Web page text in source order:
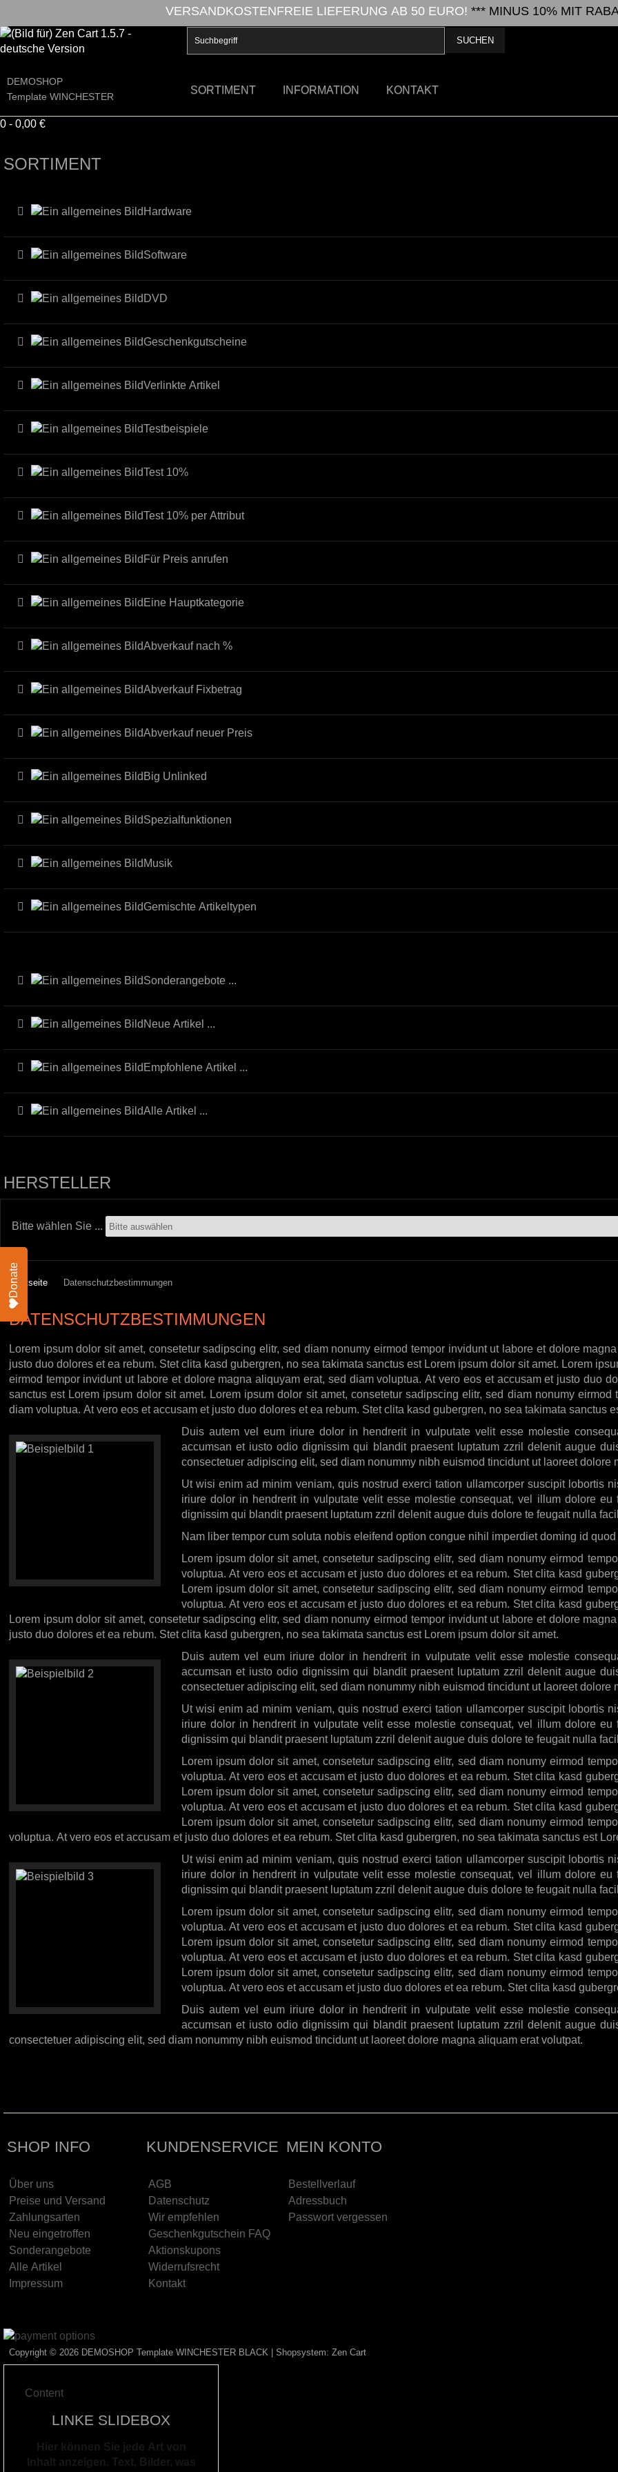
VERSANDKOSTENFREIE LIEFERUNG AB 50 EURO! *** MINUS 10% MIT
DEMOSHOP
Template WINCHESTER
SORTIMENT INFORMATION KONTAKT
0 - 0,00 €
SORTIMENT
Hardware
Software
DVD
Geschenkgutscheine
Verlinkte Artikel
Testbeispiele
Test 10%
Test 10% per Attribut
Für Preis anrufen
Eine Hauptkategorie
Abverkauf nach %
Abverkauf Fixbetrag
Abverkauf neuer Preis
Big Unlinked
Spezialfunktionen
Musik
Gemischte Artikeltypen
Sonderangebote ...
Neue Artikel ...
Empfohlene Artikel ...
Alle Artikel ...
HERSTELLER
Bitte wählen Sie ...
Startseite Datenschutzbestimmungen
DATENSCHUTZBESTIMMUNGEN
Lorem ipsum dolor sit amet, consetetur sadipscing elitr, sed diam nonumy eirmod tempor invidunt ut labore et dolore
justo duo dolores et ea rebum. Stet clita kasd gubergren, no sea takimata sanctus est Lorem ipsum dolor sit amet. Lorem
eirmod tempor invidunt ut labore et dolore magna aliquyam erat, sed diam voluptua. At vero eos et accusam et justo duo
sanctus est Lorem ipsum dolor sit amet. Lorem ipsum dolor sit amet, consetetur sadipscing elitr, sed diam nonumy
diam voluptua. At vero eos et accusam et justo duo dolores et ea rebum. Stet clita kasd gubergren, no sea takimata sanctus
Duis autem vel eum iriure dolor in hendrerit in vulputate velit esse molestie
accumsan et iusto odio dignissim qui blandit praesent luptatum zzril delenit augue
consectetuer adipiscing elit, sed diam nonummy nibh euismod tincidunt ut laoreet dolore
Ut wisi enim ad minim veniam, quis nostrud exerci tation ullamcorper suscipit lobortis
iriure dolor in hendrerit in vulputate velit esse molestie consequat, vel illum dolore
dignissim qui blandit praesent luptatum zzril delenit augue duis dolore te feugait nulla
Nam liber tempor cum soluta nobis eleifend option congue nihil imperdiet doming id
Lorem ipsum dolor sit amet, consetetur sadipscing elitr, sed diam nonumy eirmod
voluptua. At vero eos et accusam et justo duo dolores et ea rebum. Stet clita kasd
Lorem ipsum dolor sit amet, consetetur sadipscing elitr, sed diam nonumy eirmod
voluptua. At vero eos et accusam et justo duo dolores et ea rebum. Stet clita kasd
Lorem ipsum dolor sit amet, consetetur sadipscing elitr, sed diam nonumy eirmod tempor invidunt ut labore et dolore
justo duo dolores et ea rebum. Stet clita kasd gubergren, no sea takimata sanctus est Lorem ipsum dolor sit amet.
Duis autem vel eum iriure dolor in hendrerit in vulputate velit esse molestie
accumsan et iusto odio dignissim qui blandit praesent luptatum zzril delenit augue
consectetuer adipiscing elit, sed diam nonummy nibh euismod tincidunt ut laoreet dolore
Ut wisi enim ad minim veniam, quis nostrud exerci tation ullamcorper suscipit lobortis
iriure dolor in hendrerit in vulputate velit esse molestie consequat, vel illum dolore
dignissim qui blandit praesent luptatum zzril delenit augue duis dolore te feugait nulla
Lorem ipsum dolor sit amet, consetetur sadipscing elitr, sed diam nonumy eirmod
voluptua. At vero eos et accusam et justo duo dolores et ea rebum. Stet clita kasd
Lorem ipsum dolor sit amet, consetetur sadipscing elitr, sed diam nonumy eirmod
voluptua. At vero eos et accusam et justo duo dolores et ea rebum. Stet clita kasd
Lorem ipsum dolor sit amet, consetetur sadipscing elitr, sed diam nonumy eirmod
voluptua. At vero eos et accusam et justo duo dolores et ea rebum. Stet clita kasd gubergren, no sea takimata sanctus est
Ut wisi enim ad minim veniam, quis nostrud exerci tation ullamcorper suscipit lobortis
iriure dolor in hendrerit in vulputate velit esse molestie consequat, vel illum dolore
dignissim qui blandit praesent luptatum zzril delenit augue duis dolore te feugait nulla
Lorem ipsum dolor sit amet, consetetur sadipscing elitr, sed diam nonumy eirmod
voluptua. At vero eos et accusam et justo duo dolores et ea rebum. Stet clita kasd
Lorem ipsum dolor sit amet, consetetur sadipscing elitr, sed diam nonumy eirmod
voluptua. At vero eos et accusam et justo duo dolores et ea rebum. Stet clita kasd
Lorem ipsum dolor sit amet, consetetur sadipscing elitr, sed diam nonumy eirmod
voluptua. At vero eos et accusam et justo duo dolores et ea rebum. Stet clita kasd
Duis autem vel eum iriure dolor in hendrerit in vulputate velit esse molestie
accumsan et iusto odio dignissim qui blandit praesent luptatum zzril delenit augue
consectetuer adipiscing elit, sed diam nonummy nibh euismod tincidunt ut laoreet dolore magna aliquam erat volutpat.
SHOP INFO
Über uns
Preise und Versand
Zahlungsarten
Neu eingetroffen
Sonderangebote
Alle Artikel
Impressum
KUNDENSERVICE
AGB
Datenschutz
Wir empfehlen
Geschenkgutschein FAQ
Aktionskupons
Widerrufsrecht
Kontakt
MEIN KONTO
Bestellverlauf
Adressbuch
Passwort vergessen
Copyright © 2026 DEMOSHOP Template WINCHESTER BLACK | Shopsystem: Zen Cart
Content
LINKE SLIDEBOX
Donate